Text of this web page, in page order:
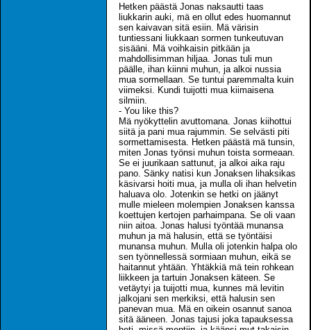
Hetken päästä Jonas naksautti taas
liukkarin auki, mä en ollut edes huomannut
sen kaivavan sitä esiin. Mä värisin
tuntiessani liukkaan sormen tunkeutuvan
sisääni. Mä voihkaisin pitkään ja
mahdollisimman hiljaa. Jonas tuli mun
päälle, ihan kiinni muhun, ja alkoi nussia
mua sormellaan. Se tuntui paremmalta kuin
viimeksi. Kundi tuijotti mua kiimaisena
silmiin.
- You like this?
Mä nyökyttelin avuttomana. Jonas kiihottui
siitä ja pani mua rajummin. Se selvästi piti
sormettamisesta. Hetken päästä mä tunsin,
miten Jonas työnsi muhun toista sormeaan.
Se ei juurikaan sattunut, ja alkoi aika raju
pano. Sänky natisi kun Jonaksen lihaksikas
käsivarsi hoiti mua, ja mulla oli ihan helvetin
haluava olo. Jotenkin se hetki on jäänyt
mulle mieleen molempien Jonaksen kanssa
koettujen kertojen parhaimpana. Se oli vaan
niin aitoa. Jonas halusi työntää munansa
muhun ja mä halusin, että se työntäisi
munansa muhun. Mulla oli jotenkin halpa olo
sen työnnellessä sormiaan muhun, eikä se
haitannut yhtään. Yhtäkkiä mä tein rohkean
liikkeen ja tartuin Jonaksen käteen. Se
vetäytyi ja tuijotti mua, kunnes mä levitin
jalkojani sen merkiksi, että halusin sen
panevan mua. Mä en oikein osannut sanoa
sitä ääneen. Jonas tajusi joka tapauksessa